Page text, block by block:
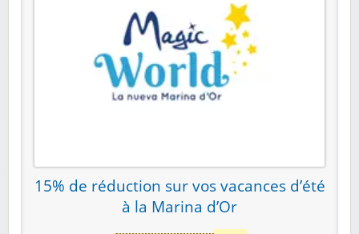
15% de réduction sur vos vacances d’été
à la Marina d’Or